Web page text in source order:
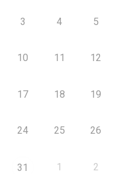
3 4 5
10 11 12
17 18 19
24 25 26
31 1 2